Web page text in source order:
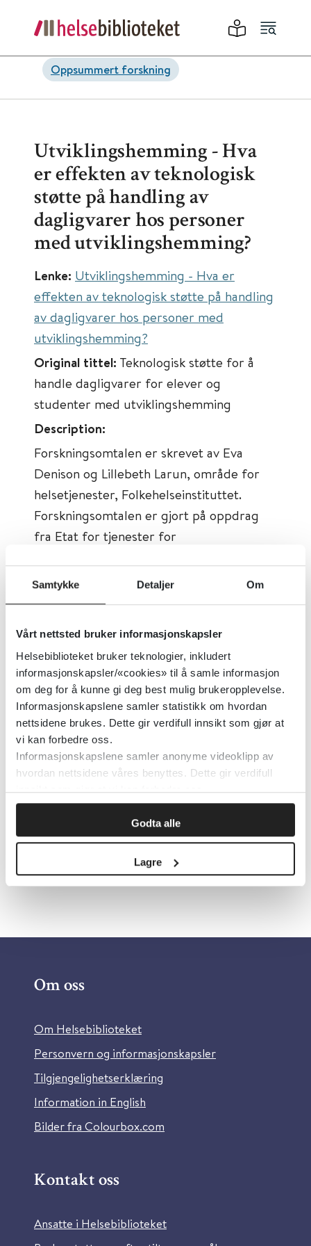
Samtykke Detaljer Om
Vårt nettsted bruker informasjonskapsler
Helsebiblioteket bruker teknologier, inkludert
informasjonskapsler/«cookies» til å samle informasjon
om deg for å kunne gi deg best mulig brukeropplevelse.
Informasjonskapslene samler statistikk om hvordan
nettsidene brukes. Dette gir verdifull innsikt som gjør at
vi kan forbedre oss.
Informasjonskapslene samler anonyme videoklipp av
hvordan nettsidene våres benyttes. Dette gir verdifull
innsikt som gjør at vi kan forbedre oss.
Godta alle
Lagre
Oppsummert forskning
Utviklingshemming - Hva
er effekten av teknologisk
støtte på handling av
dagligvarer hos personer
med utviklingshemming?
Lenke: Utviklingshemming - Hva er
effekten av teknologisk støtte på handling
av dagligvarer hos personer med
utviklingshemming?
Original tittel: Teknologisk støtte for å
handle dagligvarer for elever og
studenter med utviklingshemming
Description:
Forskningsomtalen er skrevet av Eva
Denison og Lillebeth Larun, område for
helsetjenester, Folkehelseinstituttet.
Forskningsomtalen er gjort på oppdrag
fra Etat for tjenester for
Oppsummeringen skal brukes som
kommunen.
Først publisert:03.08.2022
Tema:Oppsummert forskning
Emner:Utviklingsforstyrrelser,
Velferdsteknologi
Dokumenttype:Forskningsomtaler
Utgiver:Folkehelseinstituttet (FHI)
Om oss
Om Helsebiblioteket
Personvern og informasjonskapsler
Tilgjengelighetserklæring
Information in English
Bilder fra Colourbox.com
Kontakt oss
Ansatte i Helsebiblioteket